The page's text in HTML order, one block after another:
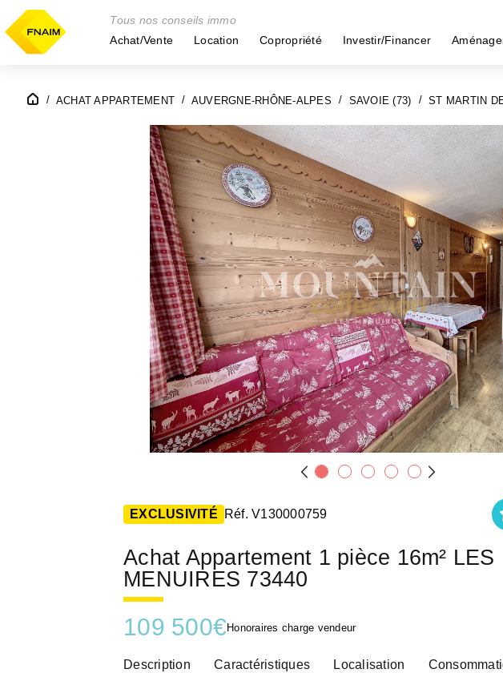
Tous nos conseils immo
Achat/Vente
Location Copropriété Investir/Financer
ACHAT APPARTEMENT AUVERGNE-RHÔNE-ALPES SAVOIE (73) ST MARTIN
EXCLUSIVITÉ Réf. V130000759
Achat Appartement 1 pièce 16m² LES
MENUIRES 73440
109 500€ Honoraires charge vendeur
Description Caractéristiques Localisation